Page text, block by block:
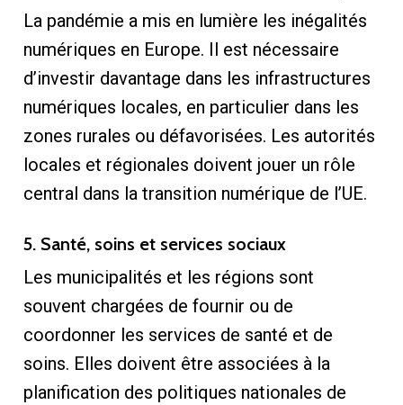
La pandémie a mis en lumière les inégalités
numériques en Europe. Il est nécessaire
d’investir davantage dans les infrastructures
numériques locales, en particulier dans les
zones rurales ou défavorisées. Les autorités
locales et régionales doivent jouer un rôle
central dans la transition numérique de l’UE.
5. Santé, soins et services sociaux
Les municipalités et les régions sont
souvent chargées de fournir ou de
coordonner les services de santé et de
soins. Elles doivent être associées à la
planification des politiques nationales de